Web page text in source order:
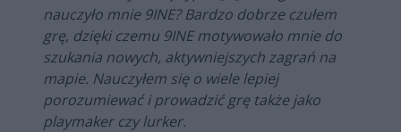
nauczyło mnie 9INE? Bardzo dobrze czułem
grę, dzięki czemu 9INE motywowało mnie do
szukania nowych, aktywniejszych zagrań na
mapie. Nauczyłem się o wiele lepiej
porozumiewać i prowadzić grę także jako
playmaker czy lurker.